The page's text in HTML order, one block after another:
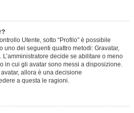
Utente, sotto “Profilo” è possibile
uno dei seguenti quattro metodi: Gravatar,
decide se abilitare o meno
in cui gli avatar sono messi a disposizione.
allora è una decisione
a questa le ragioni.